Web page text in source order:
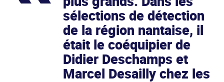
sélections de détection
de la région nantaise, il
était le coéquipier de
Didier Deschamps et
Marcel Desailly chez les